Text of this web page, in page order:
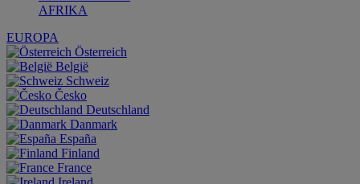
AFRIKA
EUROPA
Österreich
België
Schweiz
Česko
Deutschland
Danmark
España
Finland
France